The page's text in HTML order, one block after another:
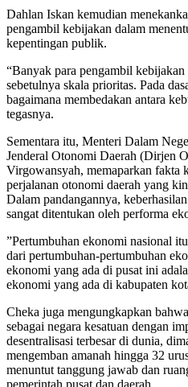
Dahlan Iskan kemudian
pengambil kebijakan dalam
kepentingan publik.
“Banyak para pengambil
sebetulnya skala prioritas. Pada
bagaimana membedakan antara
tegasnya.
​Sementara itu, Menteri Dalam
Jenderal Otonomi Daerah (Dirjen
Virgowansyah, memaparkan fakta
perjalanan otonomi daerah yang
Dalam pandangannya,
sangat ditentukan oleh performa
​”Pertumbuhan ekonomi nasional
dari pertumbuhan-pertumbuhan
ekonomi yang ada di pusat ini
ekonomi yang ada di kabupaten
​Cheka juga mengungkapkan
sebagai negara kesatuan dengan
desentralisasi terbesar di dunia,
mengemban amanah hingga 32
menuntut tanggung jawab dan